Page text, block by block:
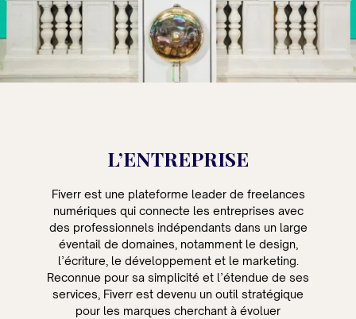
L’ENTREPRISE
Fiverr est une plateforme leader de freelances
numériques qui connecte les entreprises avec
des professionnels indépendants dans un large
éventail de domaines, notamment le design,
l’écriture, le développement et le marketing.
Reconnue pour sa simplicité et l’étendue de ses
services, Fiverr est devenu un outil stratégique
pour les marques cherchant à évoluer